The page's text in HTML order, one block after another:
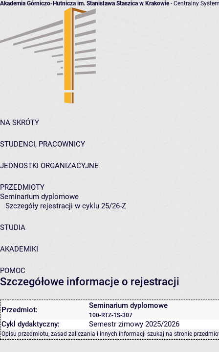
Akademia Górniczo-Hutnicza im. Stanisława Staszica w Krakowie- Centralny
NA SKRÓTY
STUDENCI, PRACOWNICY
JEDNOSTKI ORGANIZACYJNE
PRZEDMIOTY
Seminarium dyplomowe
Szczegóły rejestracji w cyklu 25/26-Z
STUDIA
AKADEMIKI
POMOC
Szczegółowe informacje o rejestracji
Przedmiot: Seminarium dyplomowe
100-RTZ-1S-307
Cykl dydaktyczny: Semestr zimowy 2025/2026
Opisu przedmiotu, zasad zaliczania i innych informacji szukaj na stronie